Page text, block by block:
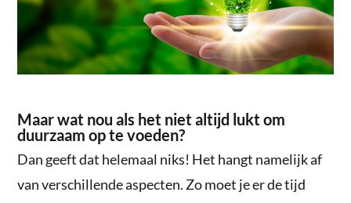
Maar wat nou als het niet altijd lukt om
duurzaam op te voeden?
Dan geeft dat helemaal niks! Het hangt namelijk af
van verschillende aspecten. Zo moet je er de tijd